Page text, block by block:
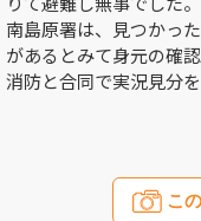
南島原署は、見つかっ
があるとみて身元の確
消防と合同で実況見分
こ